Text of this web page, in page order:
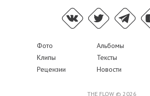
Фото Альбомы
Клипы
Тексты
Рецензии
Новости
THE FLOW © 2026